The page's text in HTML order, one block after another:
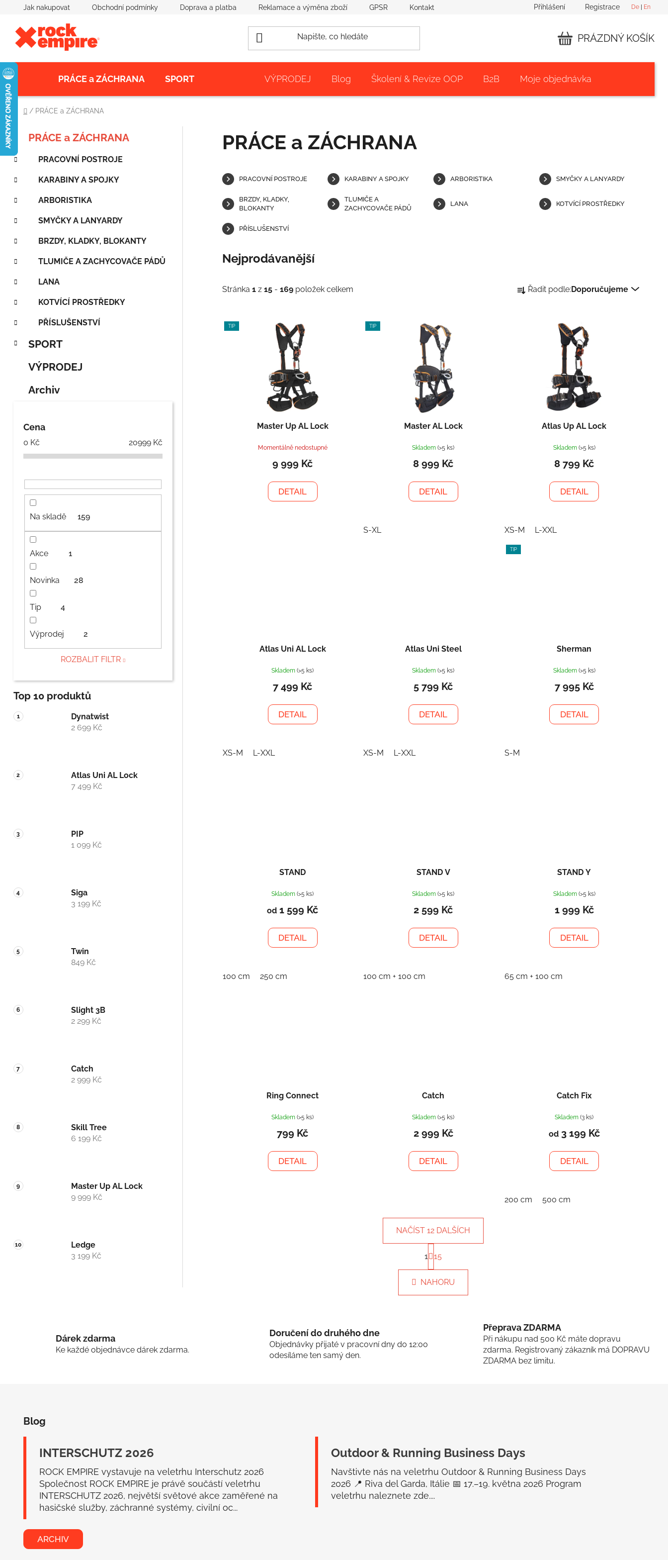
obsah
De| En
Jak nakupovat Obchodní podmínky Doprava a platba Reklamace a výměna zboží GPSR Kontakt Přihlášení Registrace
KOŠÍK
PRÁZDNÝ KOŠÍK
PRÁCE a ZÁCHRANA SPORT VÝPRODEJ Blog Školení & Revize OOP B2B Moje objednávka
Domů
/ PRÁCE a ZÁCHRANA
o
s
t
a
n
n
í
a
n
l
Přeskočit
kategorie
t
e
g
o
r
e
PRÁCE a ZÁCHRANA
PRACOVNÍ POSTROJE
KARABINY A SPOJKY
ARBORISTIKA
SMYČKY A LANYARDY
BRZDY, KLADKY, BLOKANTY
TLUMIČE A ZACHYCOVAČE PÁDŮ
LANA
KOTVÍCÍ PROSTŘEDKY
PŘÍSLUŠENSTVÍ
SPORT
VÝPRODEJ
Archiv
Cena
0 Kč 20999Kč
Na skladě 159
Akce 1
Novinka 28
Tip 4
Výprodej 2
ROZBALIT FILTR
Top 10 produktů
Dynatwist
2 699 Kč
Atlas Uni AL Lock
7 499 Kč
PIP
1 099 Kč
Siga
3 199 Kč
Twin
849 Kč
Slight 3B
2 299 Kč
Catch
2 999 Kč
Skill Tree
6 199 Kč
Master Up AL Lock
9 999 Kč
Ledge
3 199 Kč
PRÁCE a ZÁCHRANA
PRACOVNÍ POSTROJE KARABINY A SPOJKY ARBORISTIKA SMYČKY A LANYARDY
BRZDY, KLADKY,
BLOKANTY
TLUMIČE A
ZACHYCOVAČE PÁDŮ
LANA KOTVÍCÍ PROSTŘEDKY
PŘÍSLUŠENSTVÍ
Nejprodávanější
Stránka 1z 15- 169položek celkem
a Řadit podle:Doporučujeme
V
ýTIP
Master Up AL Lock
Momentálně nedostupné
9 999 Kč
DETAIL
TIP
Master AL Lock
Skladem(>5 ks)
8 999 Kč
DETAIL
S-XL
Atlas Up AL Lock
Skladem (>5 ks)
8 799 Kč
DETAIL
XS-M L-XXL
Atlas Uni AL Lock
Skladem(>5 ks)
7 499 Kč
DETAIL
XS-M L-XXL
Atlas Uni Steel
Skladem(>5 ks)
5 799 Kč
DETAIL
XS-M L-XXL
TIP
Sherman
Skladem (>5 ks)
7 995 Kč
DETAIL
S-M
STAND
Skladem(>5 ks)
od 1 599 Kč
DETAIL
100 cm 250 cm
STAND V
Skladem(>5 ks)
2 599 Kč
DETAIL
100 cm + 100 cm
STAND Y
Skladem (>5 ks)
1 999 Kč
DETAIL
65 cm + 100 cm
Ring Connect
Skladem(>5 ks)
799 Kč
DETAIL
Catch
Skladem(>5 ks)
2 999 Kč
DETAIL
Catch Fix
Skladem(3 ks)
od3 199 Kč
DETAIL
200 cm 500 cm
O
v
l
á
u
NAČÍST 12 DALŠÍCH
t
r
á
n
k
1 15
NAHORU
Dárek zdarma
Ke každé objednávce dárek zdarma.
Doručení do druhého dne
Objednávky přijaté v pracovní dny do 12:00
odesíláme ten samý den.
Přeprava ZDARMA
Při nákupu nad 500 Kč máte dopravu
zdarma. Registrovaný zákazník má DOPRAVU
ZDARMA bez limitu.
Blog
INTERSCHUTZ 2026
ROCK EMPIRE vystavuje na veletrhu Interschutz 2026
Společnost ROCK EMPIRE je právě součástí veletrhu
INTERSCHUTZ 2026, největší světové akce zaměřené na
hasičské služby, záchranné systémy, civilní oc...
Outdoor & Running Business Days
Navštivte nás na veletrhu Outdoor & Running Business Days
2026 📍 Riva del Garda, Itálie 📅 17.–19. května 2026 Program
veletrhu naleznete zde....
ARCHIV